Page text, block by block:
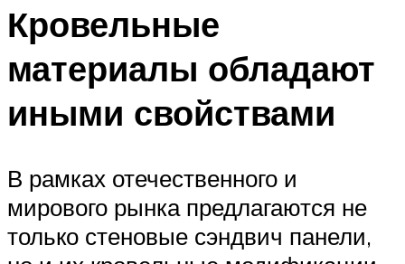
Кровельные
материалы обладают
иными свойствами
В рамках отечественного и
мирового рынка предлагаются не
только стеновые сэндвич панели,